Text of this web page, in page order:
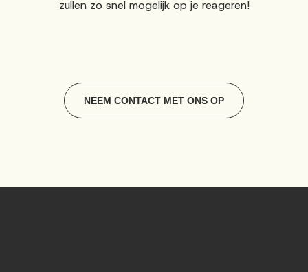
zullen zo snel mogelijk op je reageren!
NEEM CONTACT MET ONS OP